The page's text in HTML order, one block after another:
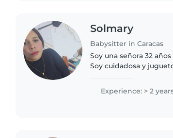
Solmary
Babysitter in Caracas
Soy una señora 32
Soy cuidadosa y
ayudarlos en sus..
Experience: > 2